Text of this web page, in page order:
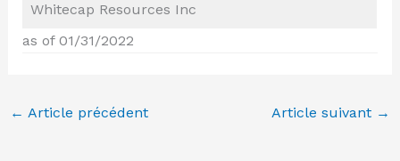
Whitecap Resources Inc
as of 01/31/2022
← Article précédent Article suivant →